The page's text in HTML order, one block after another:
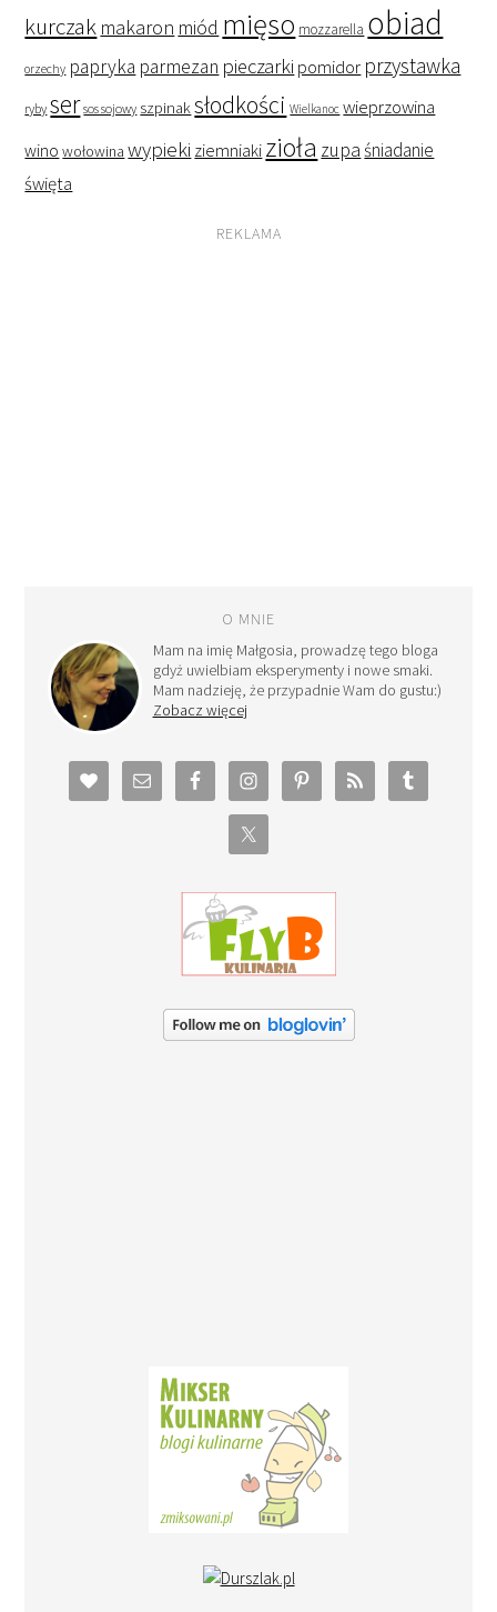
kurczak makaron miód mięso mozzarella obiad
orzechy papryka parmezan pieczarki pomidor przystawka
ryby ser sos sojowy szpinak słodkości Wielkanoc wieprzowina
wino wołowina wypieki ziemniaki zioła zupaśniadanie
święta
REKLAMA
O MNIE
Mam na imię Małgosia, prowadzę tego bloga
gdyż uwielbiam eksperymenty i nowe smaki.
Mam nadzieję, że przypadnie Wam do gustu:)
Zobacz więcej